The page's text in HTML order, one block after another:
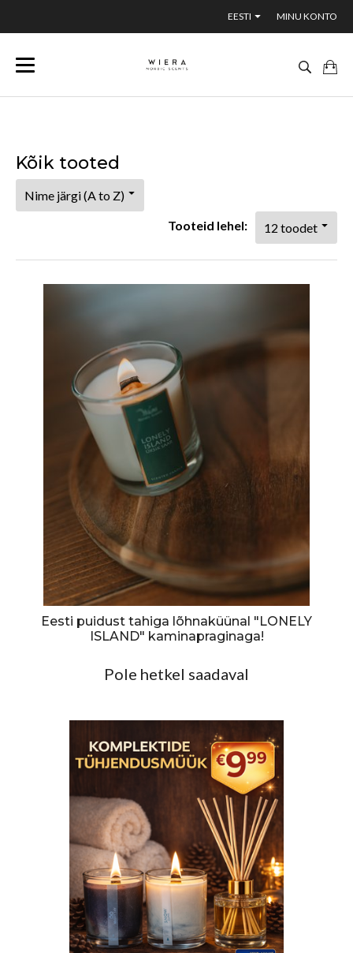
EESTI MINU KONTO
Kõik tooted
Tooteid lehel:
Eesti puidust tahiga lõhnaküünal "LONELY
ISLAND" kaminapraginaga!
Pole hetkel saadaval